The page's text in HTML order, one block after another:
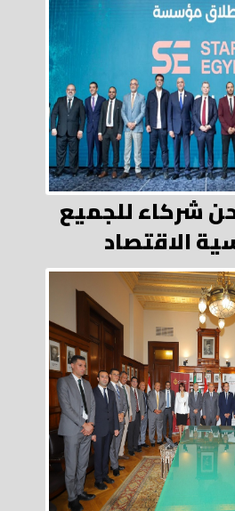
شركاء للجميع
الاقتصاد